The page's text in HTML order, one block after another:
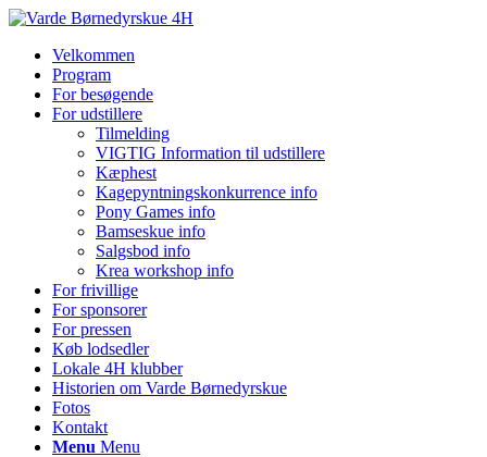
Velkommen
Program
For besøgende
For udstillere
Tilmelding
VIGTIG Information til udstillere
Kæphest
Kagepyntningskonkurrence info
Pony Games info
Bamseskue info
Salgsbod info
Krea workshop info
For frivillige
For sponsorer
For pressen
Køb lodsedler
Lokale 4H klubber
Historien om Varde Børnedyrskue
Fotos
Kontakt
Menu Menu